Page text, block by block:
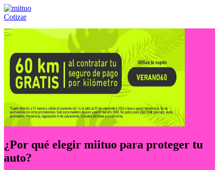
Cotizar
Llámanos al:(55) 84-21-05-00 ó
¿Por qué elegir miituo para proteger tu
auto?